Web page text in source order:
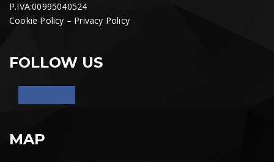
P.IVA:00995040524
Cookie Policy – Privacy Policy
FOLLOW US
MAP